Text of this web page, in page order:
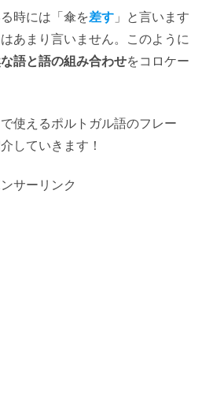
時には「傘を差す 」と言います
はあまり言いません。このように
語と語の組み合わせをコロケー
使えるポルトガル語のフレー
していきます！
サーリンク